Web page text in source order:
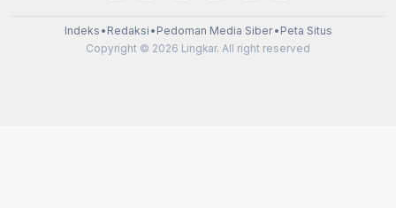
Indeks • Redaksi • Pedoman Media Siber• Peta Situs
Copyright © 2026 Lingkar. All right reserved